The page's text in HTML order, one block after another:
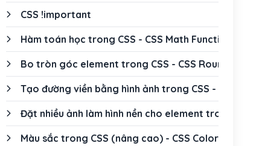
CSS !important
Hàm toán học trong CSS - CSS Math Functions
Bo tròn góc element trong CSS - CSS Rounded
Tạo đường viền bằng hình ảnh trong CSS - CSS
Đặt nhiều ảnh làm hình nền cho element trong CSS
Màu sắc trong CSS (nâng cao) - CSS Colors